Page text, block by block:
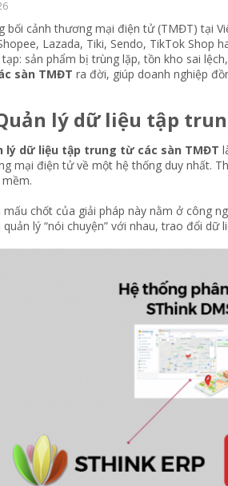
bối cảnh thương mại điện tử (TMĐT) tại
Lazada, Tiki, Sendo, TikTok Shop
sản phẩm bị trùng lặp, tồn kho sai
sàn TMĐT ra đời, giúp doanh nghiệp
lý dữ liệu tập
lý dữ liệu tập trung từ các sàn TMĐT
mại điện tử về một hệ thống duy nhất.
chốt của giải pháp này nằm ở công
lý “nói chuyện” với nhau, trao đổi dữ